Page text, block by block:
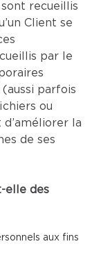
sont recueillis
Client se
par le
parfois
ou
la
de ses
elle des
aux fins